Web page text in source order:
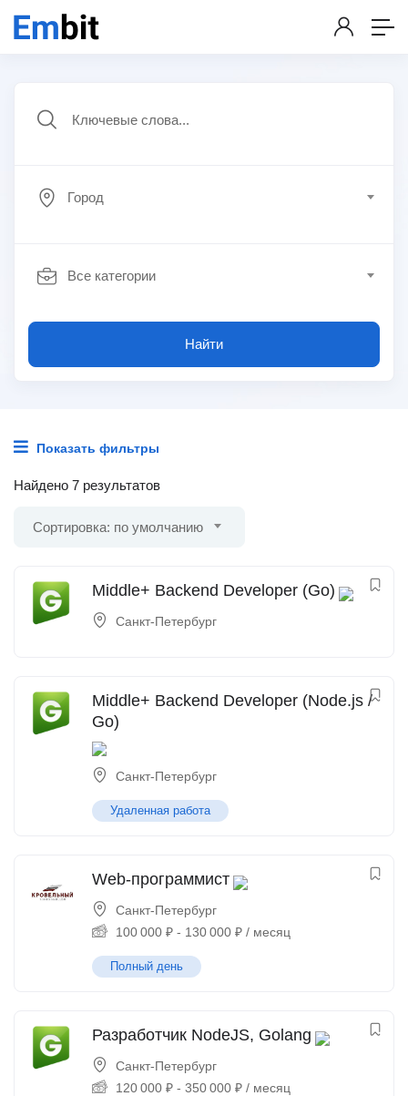
Город
Все категории
Найти
Показать фильтры
Найдено 7 результатов
Сортировка: по умолчанию
Middle+ Backend Developer (Go)
Санкт-Петербург
Middle+ Backend Developer (Node.js /
Go)
Санкт-Петербург
Удаленная работа
Web-программист
Санкт-Петербург
100 000 ₽ - 130 000 ₽ / месяц
Полный день
Разработчик NodeJS, Golang
Санкт-Петербург
120 000 ₽ - 350 000 ₽ / месяц